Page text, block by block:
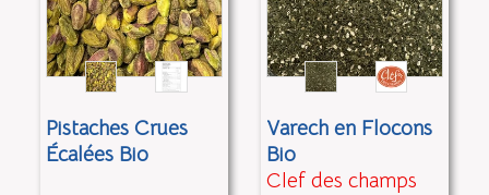
Pistaches Crues
Écalées Bio
Varech en Flocons
Bio
Clef des champs